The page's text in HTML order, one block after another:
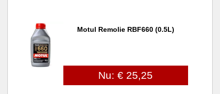
Motul Remolie RBF660 (0.5L)
Nu: € 25,25